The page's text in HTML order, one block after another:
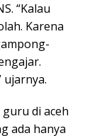
“Kalau
Karena
di aceh
ada hanya